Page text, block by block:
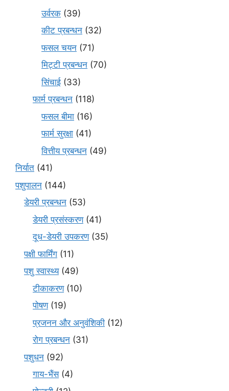
उर्वरक (39)
कीट प्रबन्धन (32)
फसल चयन (71)
मि‌ट्टी प्रबन्धन (70)
सिंचाई (33)
फार्म प्रबन्धन (118)
फसल बीमा (16)
फार्म सुरक्षा (41)
वित्तीय प्रबन्धन (49)
निर्यात (41)
पशुपालन (144)
डेयरी प्रबन्धन (53)
डेयरी प्रसंस्करण(41)
दूध-डेयरी उपकरण(35)
पक्षी फार्मिंग (11)
पशु स्वास्थ्य(49)
टीकाकरण(10)
पोषण(19)
प्रजनन और अनुवंशिकी (12)
रोग प्रबन्धन (31)
पशुधन (92)
गाय-भैंस(4)